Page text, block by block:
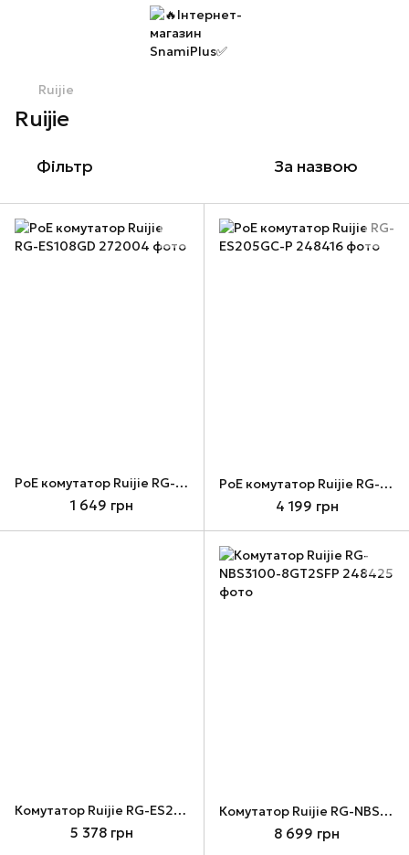
Ruijie
Ruijie
Фільтр За назвою
PoE комутатор Ruijie RG-ES108GD
1 649 грн
PoE комутатор Ruijie RG-ES205GC-P
4 199 грн
Комутатор Ruijie RG-ES209GC-P POE, Black
5 378 грн
Комутатор Ruijie RG-NBS3100-8GT2SFP
8 699 грн